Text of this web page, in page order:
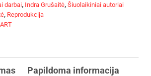
darbai, Indra Grušaitė, Šiuolaikiniai autoriai
, Reprodukcija
Papildoma informacija